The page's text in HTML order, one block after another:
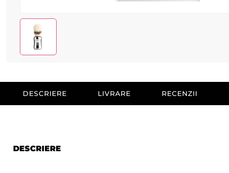
DESCRIERE LIVRARE RECENZII
DESCRIERE